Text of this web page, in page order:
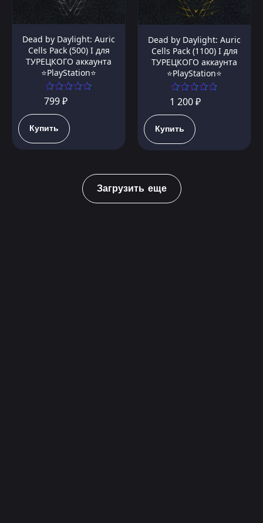
Dead by Daylight: Auric
Cells Pack (500) I для
ТУРЕЦКОГО аккаунта
⭐PlayStation⭐
799 ₽
Купить
Dead by Daylight: Auric
Cells Pack (1100) I для
ТУРЕЦКОГО аккаунта
⭐PlayStation⭐
1 200 ₽
Купить
Загрузить еще